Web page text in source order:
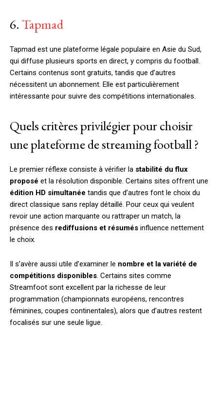
6. Tapmad
Tapmad est une plateforme légale populaire en Asie du Sud,
qui diffuse plusieurs sports en direct, y compris du football.
Certains contenus sont gratuits, tandis que d’autres
nécessitent un abonnement. Elle est particulièrement
intéressante pour suivre des compétitions internationales.
Quels critères privilégier pour choisir
une plateforme de streaming football ?
Le premier réflexe consiste à vérifier la stabilité du flux
proposé et la résolution disponible. Certains sites offrent une
édition HD simultanée tandis que d’autres font le choix du
direct classique sans replay détaillé. Pour ceux qui veulent
revoir une action marquante ou rattraper un match, la
présence des rediffusions et résumés influence nettement
le choix.
Il s’avère aussi utile d’examiner le nombre et la variété de
compétitions disponibles. Certains sites comme
Streamfoot sont excellent par la richesse de leur
programmation (championnats européens, rencontres
féminines, coupes continentales), alors que d’autres restent
focalisés sur une seule ligue.